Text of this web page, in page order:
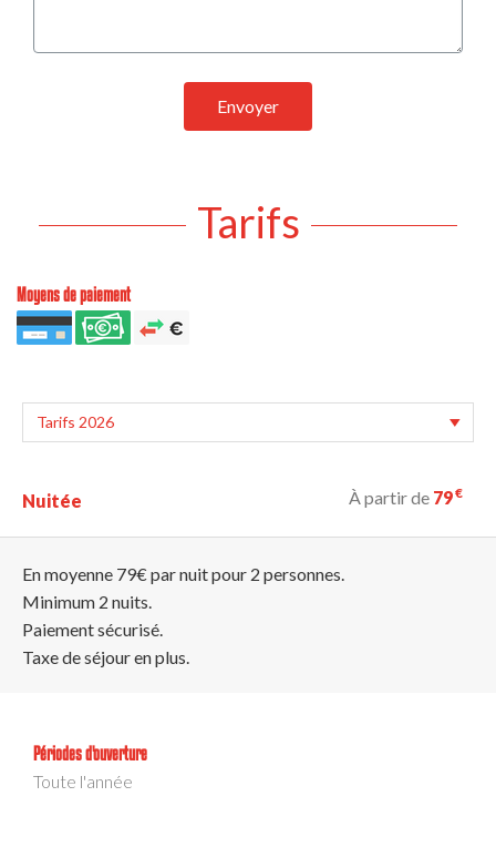
Envoyer
Tarifs
Moyens de paiement
Nuitée À partir de 79€
En moyenne 79€ par nuit pour 2 personnes.
Minimum 2 nuits.
Paiement sécurisé.
Taxe de séjour en plus.
Périodes d'ouverture
Toute l'année